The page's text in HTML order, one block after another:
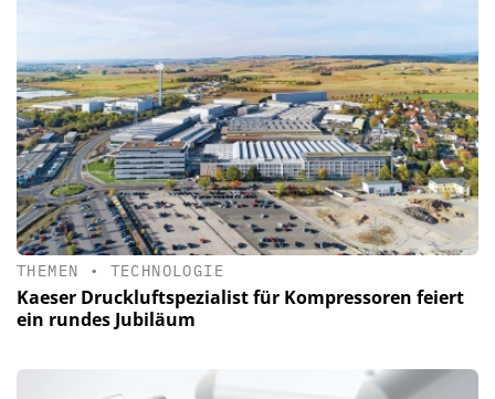
THEMEN • TECHNOLOGIE
Kaeser Druckluftspezialist für Kompressoren feiert
ein rundes Jubiläum